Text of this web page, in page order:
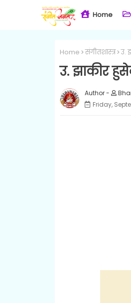
Home
Home संगीतशास्त्र उ.
उ. झाकीर
Friday,